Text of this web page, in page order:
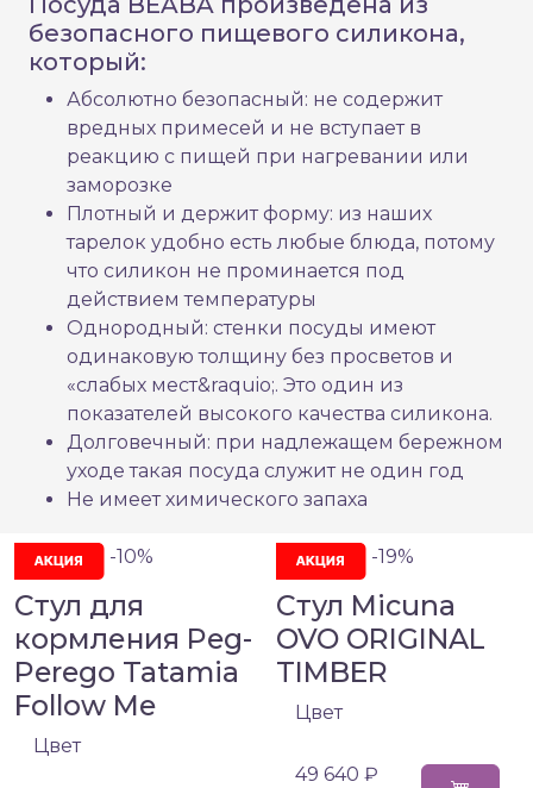
безопасного пищевого силикона,
который:
Абсолютно безопасный: не содержит
вредных примесей и не вступает в
реакцию с пищей при нагревании или
заморозке
Плотный и держит форму: из наших
тарелок удобно есть любые блюда, потому
что силикон не проминается под
действием температуры
Однородный: стенки посуды имеют
одинаковую толщину без просветов и
«слабых мест&raquio;. Это один из
показателей высокого качества силикона.
Долговечный: при надлежащем бережном
уходе такая посуда служит не один год
Не имеет химического запаха
-10%
Стул для
кормления Peg-
Perego Tatamia
Follow Me
Цвет
-19%
Стул Micuna
OVO ORIGINAL
TIMBER
Цвет
49 640 ₽